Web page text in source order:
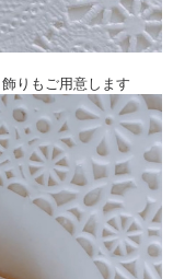
りもご用意します